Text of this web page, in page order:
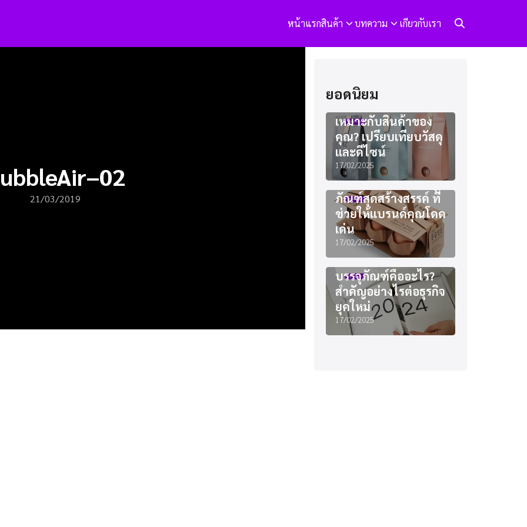
หน้าแรกสินค้า บทความ เกียวกับเรา
21/03/2019
ยอดนิยม
เหมาะกับสินค้าของ
คุณ? เปรียบเทียบวัสดุ
และดีไซน์
17/02/2025
ไอเดียออกแบบบรรจุ
ภัณฑ์สุดสร้างสรรค์ ที่
ช่วยให้แบรนด์คุณโดด
เด่น
17/02/2025
บรรจุภัณฑ์คืออะไร?
สำคัญอย่างไรต่อธุรกิจ
ยุคใหม่
17/02/2025